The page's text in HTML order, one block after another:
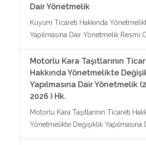
Dair Yönetmelik
Kuyum Ticareti Hakkında
Yapılmasına Dair Yönetmelik Resmi
Motorlu Kara Taşıtlarının
Hakkında Yönetmelikte
Yapılmasına Dair Yönetmelik
2026 ) Hk.
Motorlu Kara Taşıtlarının Ticareti
Yönetmelikte Değişiklik Yapılmasına